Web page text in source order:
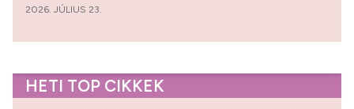
2026. JÚLIUS 23.
HETI TOP CIKKEK